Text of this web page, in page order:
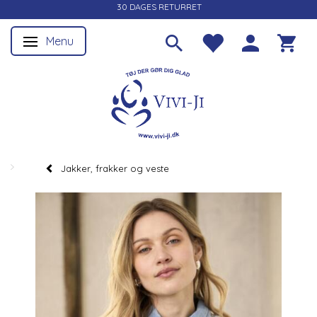
30 DAGES RETURRET
Skifte navigation
Menu
Jakker, frakker og veste